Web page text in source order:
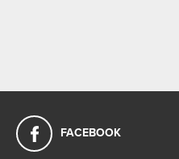
FACEBOOK